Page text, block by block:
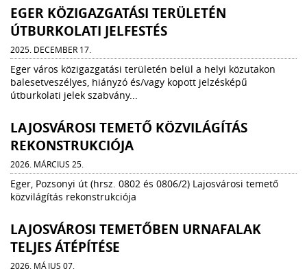
EGER KÖZIGAZGATÁSI TERÜLETÉN
ÚTBURKOLATI JELFESTÉS
2025. DECEMBER 17.
Eger város közigazgatási területén belül a helyi közutakon
balesetveszélyes, hiányzó és/vagy kopott jelzésképű
útburkolati jelek szabvány...
LAJOSVÁROSI TEMETŐ KÖZVILÁGÍTÁS
REKONSTRUKCIÓJA
2026. MÁRCIUS 25.
Eger, Pozsonyi út (hrsz. 0802 és 0806/2) Lajosvárosi temető
közvilágítás rekonstrukciója
LAJOSVÁROSI TEMETŐBEN URNAFALAK
TELJES ÁTÉPÍTÉSE
2026. MÁJUS 07.